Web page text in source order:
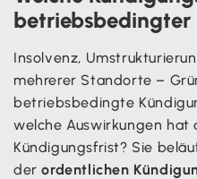
betriebsbedingter
Insolvenz,
mehrerer Standorte –
betriebsbedingte
welche Auswirkungen hat
Kündigungsfrist? Sie
derordentlichen